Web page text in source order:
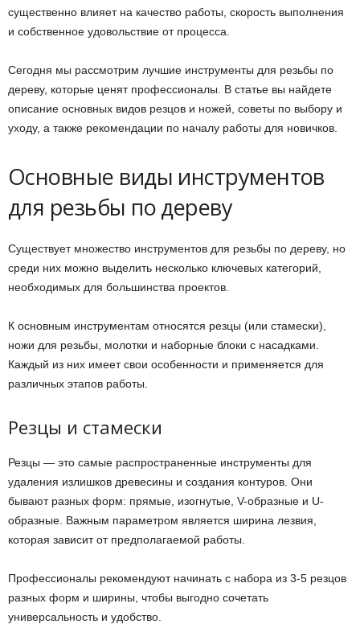
существенно влияет на качество работы, скорость выполнения
и собственное удовольствие от процесса.
Сегодня мы рассмотрим лучшие инструменты для резьбы по
дереву, которые ценят профессионалы. В статье вы найдете
описание основных видов резцов и ножей, советы по выбору и
уходу, а также рекомендации по началу работы для новичков.
Основные виды инструментов
для резьбы по дереву
Существует множество инструментов для резьбы по дереву, но
среди них можно выделить несколько ключевых категорий,
необходимых для большинства проектов.
К основным инструментам относятся резцы (или стамески),
ножи для резьбы, молотки и наборные блоки с насадками.
Каждый из них имеет свои особенности и применяется для
различных этапов работы.
Резцы и стамески
Резцы — это самые распространенные инструменты для
удаления излишков древесины и создания контуров. Они
бывают разных форм: прямые, изогнутые, V-образные и U-
образные. Важным параметром является ширина лезвия,
которая зависит от предполагаемой работы.
Профессионалы рекомендуют начинать с набора из 3-5 резцов
разных форм и ширины, чтобы выгодно сочетать
универсальность и удобство.